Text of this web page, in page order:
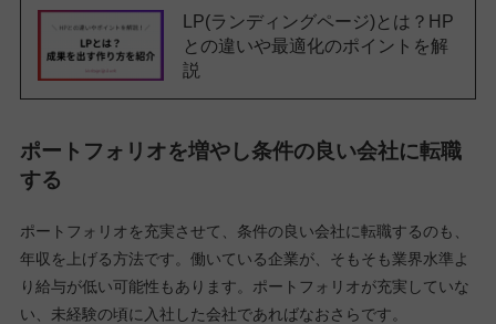
LP(ランディングページ)とは？HP
との違いや最適化のポイントを解
説
ポートフォリオを増やし条件の良い会社に転職
する
ポートフォリオを充実させて、条件の良い会社に転職するのも、
年収を上げる方法です。働いている企業が、そもそも業界水準よ
り給与が低い可能性もあります。ポートフォリオが充実していな
い、未経験の頃に入社した会社であればなおさらです。